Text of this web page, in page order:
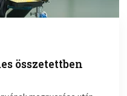
összetettben